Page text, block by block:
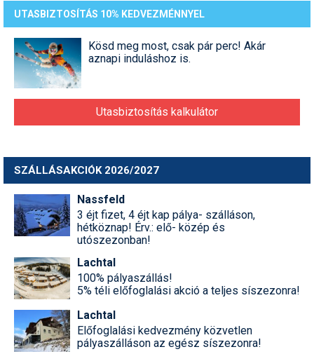
UTASBIZTOSÍTÁS 10% KEDVEZMÉNNYEL
Kösd meg most, csak pár perc! Akár
aznapi induláshoz is.
Utasbiztosítás kalkulátor
SZÁLLÁSAKCIÓK 2026/2027
Nassfeld
3 éjt fizet, 4 éjt kap pálya- szálláson,
hétköznap! Érv.: elő- közép és
utószezonban!
Lachtal
100% pályaszállás!
5% téli előfoglalási akció a teljes síszezonra!
Lachtal
Előfoglalási kedvezmény közvetlen
pályaszálláson az egész síszezonra!